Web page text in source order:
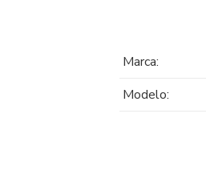
Marca:
Modelo: